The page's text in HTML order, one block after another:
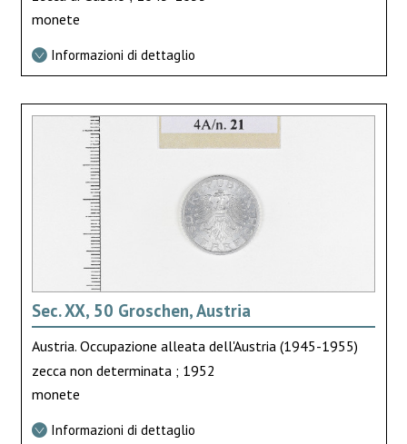
monete
Informazioni di dettaglio
Sec. XX, 50 Groschen, Austria
Austria. Occupazione alleata dell'Austria (1945-1955)
zecca non determinata ; 1952
monete
Informazioni di dettaglio